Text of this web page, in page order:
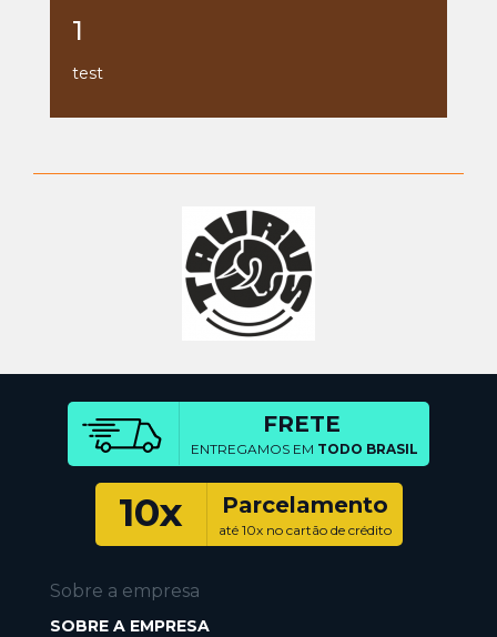
1
test
FRETE
ENTREGAMOS EM TODO BRASIL
10x Parcelamento
até 10x no cartão de crédito
Sobre a empresa
SOBRE A EMPRESA